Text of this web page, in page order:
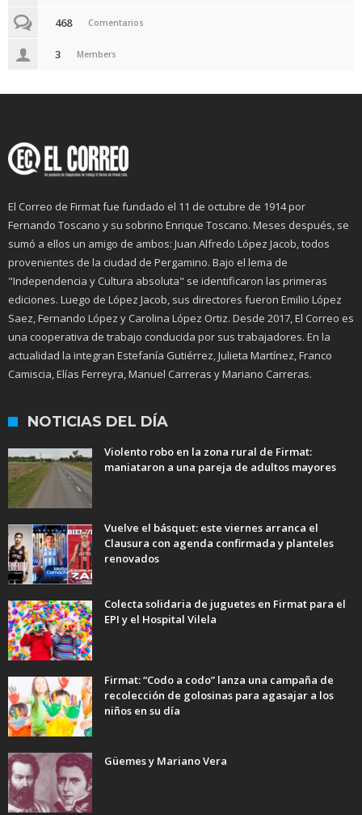
468 Comentarios
3 Members
El Correo de Firmat fue fundado el 11 de octubre de 1914 por
Fernando Toscano y su sobrino Enrique Toscano. Meses después, se
sumó a ellos un amigo de ambos: Juan Alfredo López Jacob, todos
provenientes de la ciudad de Pergamino. Bajo el lema de
"Independencia y Cultura absoluta" se identificaron las primeras
ediciones. Luego de López Jacob, sus directores fueron Emilio López
Saez, Fernando López y Carolina López Ortiz. Desde 2017, El Correo es
una cooperativa de trabajo conducida por sus trabajadores. En la
actualidad la integran Estefanía Gutiérrez, Julieta Martínez, Franco
Camiscia, Elías Ferreyra, Manuel Carreras y Mariano Carreras.
NOTICIAS DEL DÍA
Violento robo en la zona rural de Firmat:
maniataron a una pareja de adultos mayores
Vuelve el básquet: este viernes arranca el
Clausura con agenda confirmada y planteles
renovados
Colecta solidaria de juguetes en Firmat para el
EPI y el Hospital Vilela
Firmat: “Codo a codo” lanza una campaña de
recolección de golosinas para agasajar a los
niños en su día
Güemes y Mariano Vera